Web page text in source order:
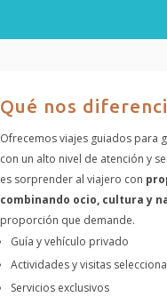
Qué nos
Ofrecemos viajes guiados para
con un alto nivel de atención y
es sorprender al viajero con
combinando ocio, cultura y
proporción que demande.
Guía y vehículo privado
Actividades y visitas
Servicios exclusivos